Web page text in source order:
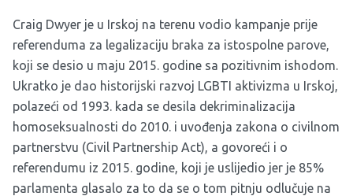
Craig Dwyer je u Irskoj na terenu vodio kampanje prije
referenduma za legalizaciju braka za istospolne parove,
koji se desio u maju 2015. godine sa pozitivnim ishodom.
Ukratko je dao historijski razvoj LGBTI aktivizma u Irskoj,
polazeći od 1993. kada se desila dekriminalizacija
homoseksualnosti do 2010. i uvođenja zakona o civilnom
partnerstvu (Civil Partnership Act), a govoreći i o
referendumu iz 2015. godine, koji je uslijedio jer je 85%
parlamenta glasalo za to da se o tom pitnju odlučuje na